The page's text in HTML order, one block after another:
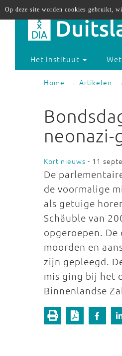
Het instituut
Home Artikelen
neonazi-
Kort nieuws - 11
De
de voormalige
als getuige
Schäuble van
opgeroepen.
moorden en
zijn gepleegd.
mis ging bij het
Binnenlandse
Op deze site worden cookies gebruikt,